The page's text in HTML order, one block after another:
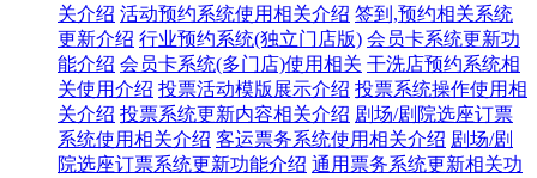
关介绍 活动预约系统使用相关介绍 签到,预约相关系统
更新介绍 行业预约系统(独立门店版) 会员卡系统更新功
能介绍 会员卡系统(多门店)使用相关 干洗店预约系统相
关使用介绍 投票活动模版展示介绍 投票系统操作使用相
关介绍 投票系统更新内容相关介绍 剧场/剧院选座订票
系统使用相关介绍 客运票务系统使用相关介绍 剧场/剧
院选座订票系统更新功能介绍 通用票务系统更新相关功